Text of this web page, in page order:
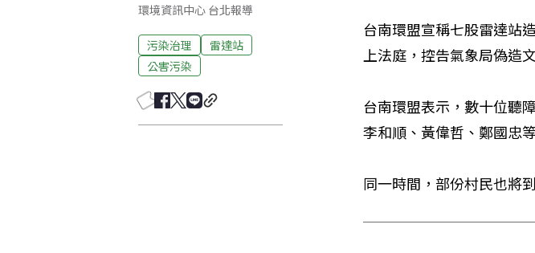
環境資訊中心 台北報導
污染治理
雷達站
公害污染
台南環盟宣稱七股雷達站
上法庭，控告氣象局偽造
台南環盟表示，數十位聽
李和順、黃偉哲、鄭國忠
同一時間，部份村民也將